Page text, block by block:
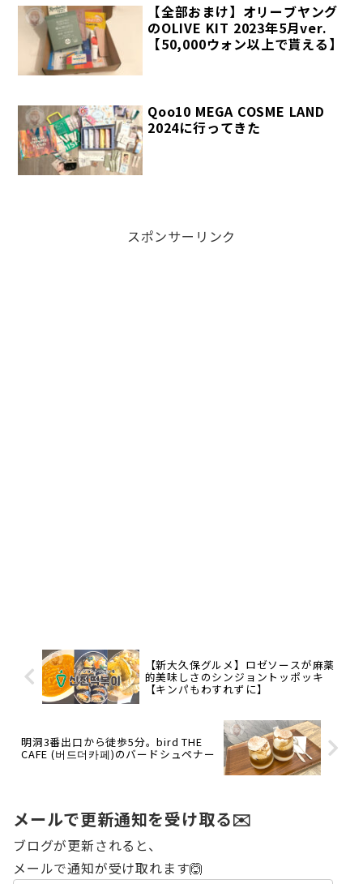
【全部おまけ】オリーブヤング
のOLIVE KIT 2023年5月ver.
【50,000ウォン以上で貰える】
Qoo10 MEGA COSME LAND
2024に行ってきた
スポンサーリンク
【新大久保グルメ】ロゼソースが麻薬
的美味しさのシンジョントッポッキ
【キンパもわすれずに】
明洞3番出口から徒歩5分。bird THE
CAFE (버드더카페)のバードシュペナー
メールで更新通知を受け取る✉️
ブログが更新されると、
メールで通知が受け取れます🙆